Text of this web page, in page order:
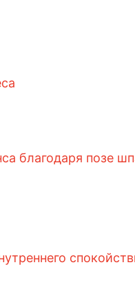
благодаря позе